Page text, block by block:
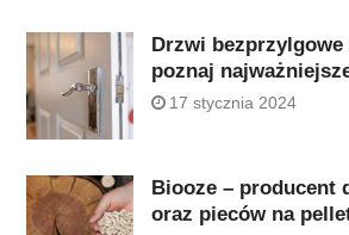
Drzwi
poznaj
17 stycznia 2024
Biooze – producent
oraz pieców na